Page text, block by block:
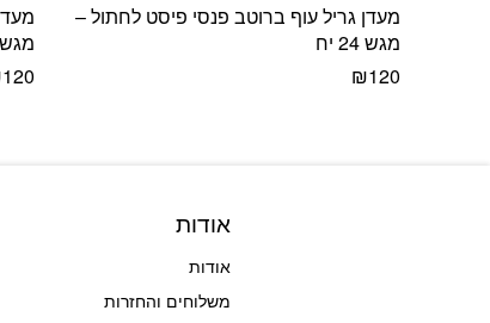
מעדן גריל עוף ברוטב פנסי פיסט לחתול –
מגש 24 יח
₪120
מגש 24 יח
120
אודות
אודות
משלוחים והחזרות